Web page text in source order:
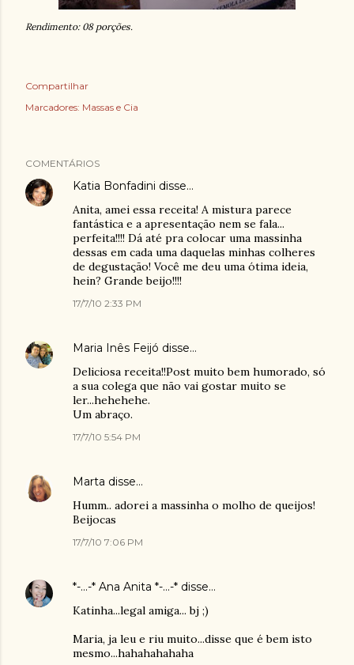
Rendimento: 08 porções.
Compartilhar
Marcadores: Massas e Cia
COMENTÁRIOS
Katia Bonfadini disse…
Anita, amei essa receita! A mistura parece
fantástica e a apresentação nem se fala...
perfeita!!!! Dá até pra colocar uma massinha
dessas em cada uma daquelas minhas colheres
de degustação! Você me deu uma ótima ideia,
hein? Grande beijo!!!!
17/7/10 2:33 PM
Maria Inês Feijó disse…
Deliciosa receita!!Post muito bem humorado, só
a sua colega que não vai gostar muito se
ler...hehehehe.
Um abraço.
17/7/10 5:54 PM
Marta disse…
Humm.. adorei a massinha o molho de queijos!
Beijocas
17/7/10 7:06 PM
*-...-* Ana Anita *-...-* disse…
Katinha...legal amiga... bj ;)
Maria, ja leu e riu muito...disse que é bem isto
mesmo...hahahahahaha